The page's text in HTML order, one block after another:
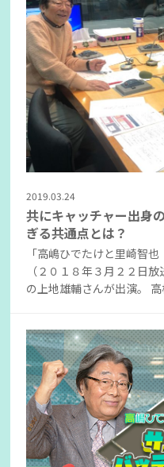
2019.03.24
共にキャッチャー出身
ぎる共通点とは？
「高嶋ひでたけと里崎智
（２０１８年３月２２日
の上地雄輔さんが出演。